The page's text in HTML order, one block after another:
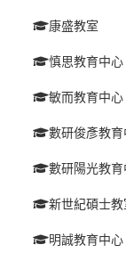
康盛教室
慎思教育中心
敏而教育中心
數研俊彥教
數研陽光教
新世紀碩士教
明誠教育中心